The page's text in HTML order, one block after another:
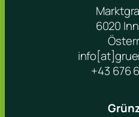
6020
+43 676